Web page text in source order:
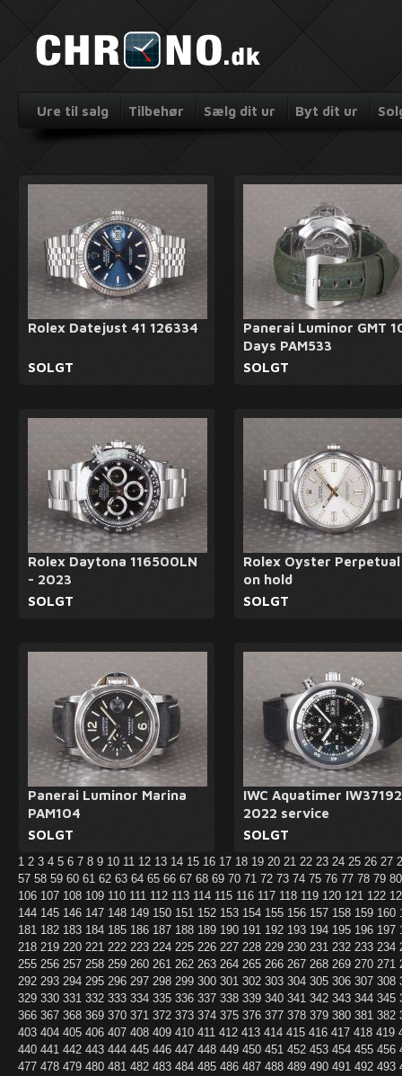
Ure til salg Tilbehør Sælg dit ur Byt dit ur
Rolex Datejust 41 126334
SOLGT
Panerai Luminor GMT
Days PAM533
SOLGT
Rolex Daytona 116500LN
- 2023
SOLGT
Rolex Oyster
on hold
SOLGT
Panerai Luminor Marina
PAM104
SOLGT
IWC Aquatimer
2022 service
SOLGT
1 2 3 4 5 6 7 8 9 10 11 12 13 14 15 16 17 18 19 20 21 22 23 24 25 26 27
57 58 59 60 61 62 63 64 65 66 67 68 69 70 71 72 73 74 75 76 77 78 79
106 107 108 109 110 111 112 113 114 115 116 117 118 119 120 121 122
144 145 146 147 148 149 150 151 152 153 154 155 156 157 158 159 160
181 182 183 184 185 186 187 188 189 190 191 192 193 194 195 196 197
218 219 220 221 222 223 224 225 226 227 228 229 230 231 232 233 234
255 256 257 258 259 260 261 262 263 264 265 266 267 268 269 270 271
292 293 294 295 296 297 298 299 300 301 302 303 304 305 306 307 308
329 330 331 332 333 334 335 336 337 338 339 340 341 342 343 344 345
366 367 368 369 370 371 372 373 374 375 376 377 378 379 380 381 382
403 404 405 406 407 408 409 410 411 412 413 414 415 416 417 418 419
440 441 442 443 444 445 446 447 448 449 450 451 452 453 454 455 456
477 478 479 480 481 482 483 484 485 486 487 488 489 490 491 492 493